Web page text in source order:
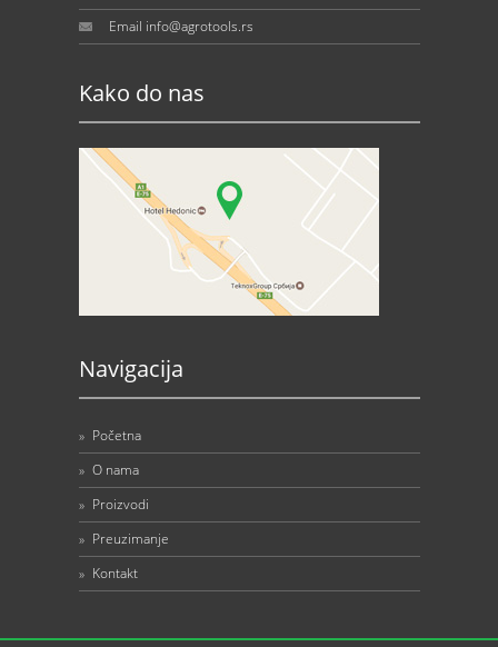
Email info@agrotools.rs
Kako do nas
Navigacija
» Početna
» O nama
» Proizvodi
» Preuzimanje
» Kontakt